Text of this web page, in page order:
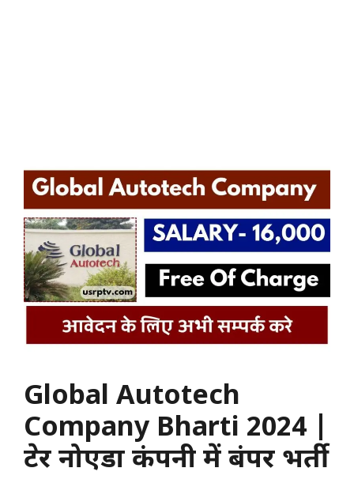
Global Autotech
Company Bharti 2024 |
ग्रेटर नोएडा कंपनी में बंपर भर्ती